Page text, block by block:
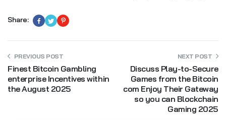
Share:
PREVIOUS POST
Finest Bitcoin Gambling
enterprise Incentives within
the August 2025
NEXT POST
Discuss Play-to-Secure
Games from the Bitcoin
com Enjoy Their Gateway
so you can Blockchain
Gaming 2025